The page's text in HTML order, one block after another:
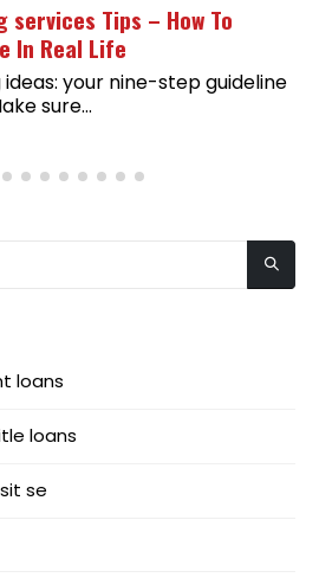
services Tips – How To
In Real Life
your nine-step guideline
sure...
loans
loans
se